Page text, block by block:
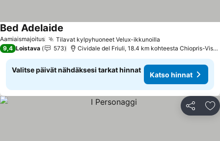
Aamiaismajoitus Tilavat kylpyhuoneet Velux-ikkunoilla
Bed Adelaide
9,4 Loistava 573 Cividale del Friuli, 18.4 km kohteesta Chiopris-Viscone
Valitse päivät nähdäksesi tarkat hinnat
Katso hinnat
Jaa